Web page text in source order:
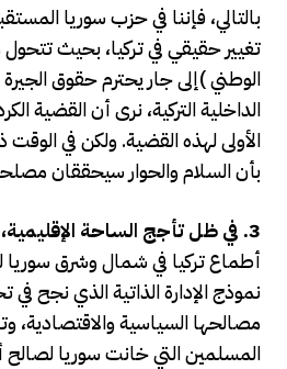
بالتالي، فإننا في حزب سوريا
تغيير حقيقي في تركيا، بحيث
الوطني )إلى جار يحترم حقوق
الداخلية التركية، نرى أن القضية
الأولى لهذه القضية. ولكن في الوقت
بأن السلام والحوار سيحققان
3. في ظل تأجج الساحة
أطماع تركيا في شمال وشرق
نموذج الإدارة الذاتية الذي نجح
مصالحها السياسية والاقتصادية،
المسلمين التي خانت سوريا لصالح